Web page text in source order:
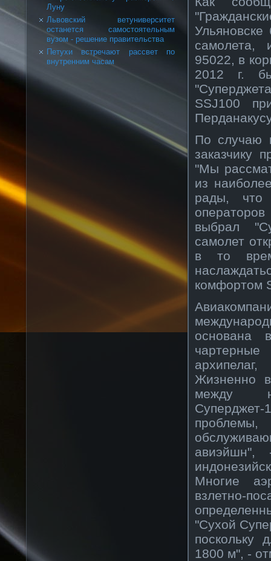
Луну
Львовский ветуниверситет
останется самостоятельным
вузом - решение правительства
Петухи встречают рассвет по
внутренним часам
самолета,
95022, в
2012 г.
SSJ100
По случаю
заказчику
"Мы
из
рады, что
выбрал
самолет
в то
комфортом
основана
Жизненно
между
авиэйшн",
Многие
взлетно-
"Сухой
поскольку
1800 м", -